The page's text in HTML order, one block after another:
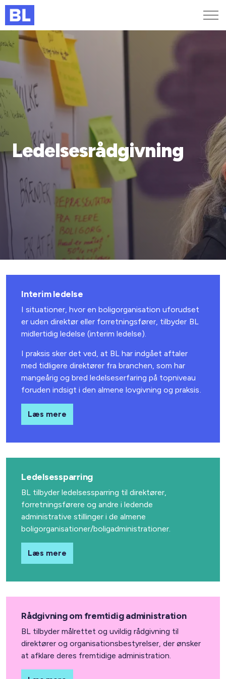
Genveje
Find medarbejder
Kurser og arrangementer
Jobportalen
MitBL
Ledelsesrådgivning
Interim ledelse
I situationer, hvor en boligorganisation uforudset
er uden direktør eller forretningsfører, tilbyder BL
midlertidig ledelse (interim ledelse).
I praksis sker det ved, at BL har indgået aftaler
med tidligere direktører fra branchen, som har
mangeårig og bred ledelseserfaring på topniveau
foruden indsigt i den almene lovgivning og praksis.
Læs mere
Ledelsessparring
BL tilbyder ledelsessparring til direktører,
forretningsførere og andre i ledende
administrative stillinger i de almene
boligorganisationer/boligadministrationer.
Læs mere
Rådgivning om fremtidig administration
BL tilbyder målrettet og uvildig rådgivning til
direktører og organisationsbestyrelser, der ønsker
at afklare deres fremtidige administration.